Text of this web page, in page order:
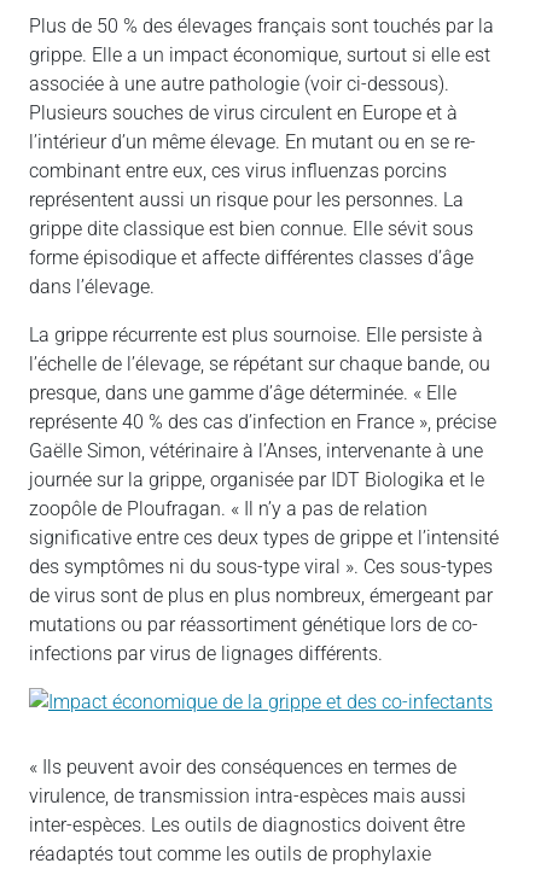
Plus de 50 % des élevages français sont touchés par la
grippe. Elle a un impact économique, surtout si elle est
associée à une autre pathologie (voir ci-dessous).
Plusieurs souches de virus circulent en Europe et à
l’intérieur d’un même élevage. En mutant ou en se re-
combinant entre eux, ces virus influenzas porcins
représentent aussi un risque pour les personnes. La
grippe dite classique est bien connue. Elle sévit sous
forme épisodique et affecte différentes classes d’âge
dans l’élevage.
La grippe récurrente est plus sournoise. Elle persiste à
l’échelle de l’élevage, se répétant sur chaque bande, ou
presque, dans une gamme d’âge déterminée. « Elle
représente 40 % des cas d’infection en France », précise
Gaëlle Simon, vétérinaire à l’Anses, intervenante à une
journée sur la grippe, organisée par IDT Biologika et le
zoopôle de Ploufragan. « Il n’y a pas de relation
significative entre ces deux types de grippe et l’intensité
des symptômes ni du sous-type viral ». Ces sous-types
de virus sont de plus en plus nombreux, émergeant par
mutations ou par réassortiment génétique lors de co-
infections par virus de lignages différents.
« Ils peuvent avoir des conséquences en termes de
virulence, de transmission intra-espèces mais aussi
inter-espèces. Les outils de diagnostics doivent être
réadaptés tout comme les outils de prophylaxie